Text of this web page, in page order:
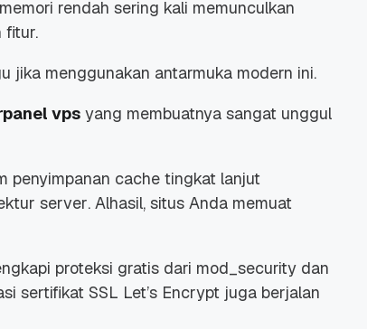
rendah sering kali memunculkan
fitur.
jika menggunakan antarmuka modern ini.
vps yang membuatnya sangat unggul
penyimpanan cache tingkat lanjut
server. Alhasil, situs Anda memuat
proteksi gratis dari mod_security dan
sertifikat SSL Let’s Encrypt juga berjalan